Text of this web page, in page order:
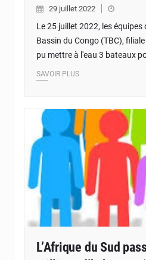
29 juillet 2022
Le 25 juillet 2022, les équipes
Bassin du Congo (TBC),
pu mettre à l'eau 3 bateaux
SAVOIR PLUS
L’Afrique du Sud